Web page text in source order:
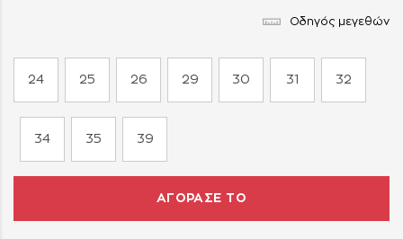
Οδηγός μεγεθών
24 25 26 29 30 31 32
34 35 39
ΑΓΟΡΑΣΕ ΤΟ